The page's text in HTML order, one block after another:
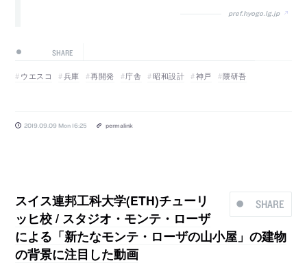
pref.hyogo.lg.jp
SHARE
ウエスコ 兵庫 再開発 庁舎 昭和設計 神戸 隈研吾
2019.09.09 Mon 16:25 permalink
SHARE
スイス連邦工科大学(ETH)チューリ
ッヒ校 / スタジオ・モンテ・ローザ
による「新たなモンテ・ローザの山小屋」の建物
の背景に注目した動画